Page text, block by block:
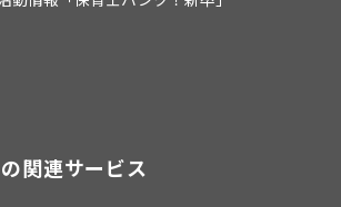
関連サービス